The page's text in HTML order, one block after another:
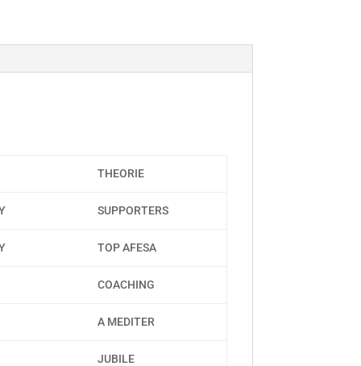
THEORIE
SUPPORTERS
TOP AFESA
COACHING
A MEDITER
JUBILE